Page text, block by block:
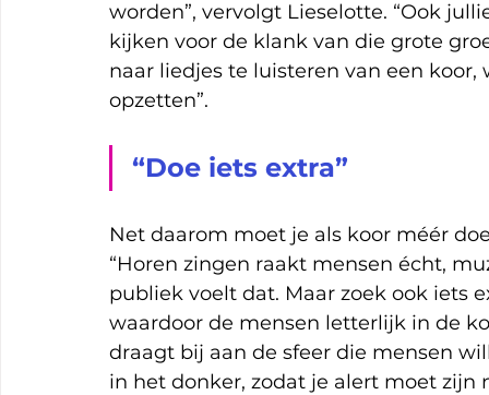
worden”, vervolgt Lieselotte. “Ook
kijken voor de klank van die grote
naar liedjes te luisteren van een
opzetten”.
“Doe iets extra”
Net daarom moet je als koor méér
“Horen zingen raakt mensen écht,
publiek voelt dat. Maar zoek ook iets
waardoor de mensen letterlijk in de
draagt bij aan de sfeer die mensen
in het donker, zodat je alert moet